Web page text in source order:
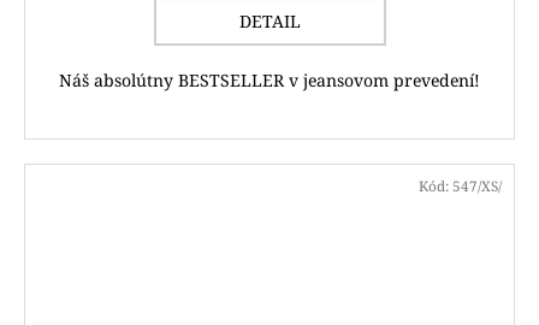
DETAIL
Náš absolútny BESTSELLER v jeansovom prevedení!
Kód: 547/XS/